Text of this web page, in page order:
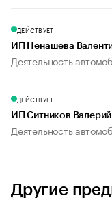
ДЕЙСТВУЕТ
ИП Ненашева
Деятельность
ДЕЙСТВУЕТ
ИП Ситников
Деятельность
Другие